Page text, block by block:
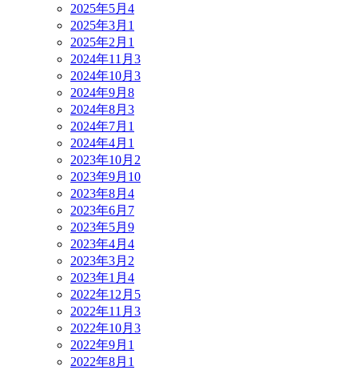
2025年5月 4
2025年3月 1
2025年2月 1
2024年11月 3
2024年10月 3
2024年9月 8
2024年8月 3
2024年7月 1
2024年4月 1
2023年10月 2
2023年9月 10
2023年8月 4
2023年6月 7
2023年5月 9
2023年4月 4
2023年3月 2
2023年1月 4
2022年12月 5
2022年11月 3
2022年10月 3
2022年9月 1
2022年8月 1